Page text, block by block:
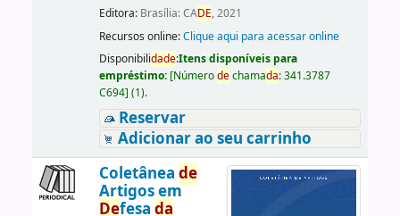
Editora: Brasília: CADE, 2021
Recursos online:Clique aqui para acessar online
Disponibilidade:Itens disponíveis para
empréstimo: [Númerodechamada:341.3787
C694] (1).
Reservar
Adicionar ao seu carrinho
Coletânea de
Artigos em
Defesa da